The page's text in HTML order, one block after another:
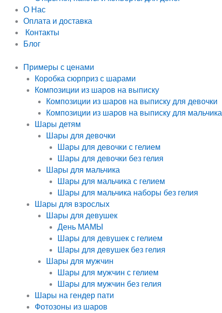
О Нас
Оплата и доставка
Контакты
Блог
Примеры с ценами
Коробка сюрприз с шарами
Композиции из шаров на выписку
Композиции из шаров на выписку для девочки
Композиции из шаров на выписку для мальчика
Шары детям
Шары для девочки
Шары для девочки с гелием
Шары для девочки без гелия
Шары для мальчика
Шары для мальчика с гелием
Шары для мальчика наборы без гелия
Шары для взрослых
Шары для девушек
День МАМЫ
Шары для девушек с гелием
Шары для девушек без гелия
Шары для мужчин
Шары для мужчин с гелием
Шары для мужчин без гелия
Шары на гендер пати
Фотозоны из шаров